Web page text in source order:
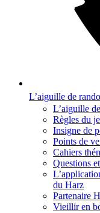
L’aiguille de
L’aiguille
Règles du
Insigne de
Points de
Cahiers
Questions
du Harz
Partenaire
Vieillir en